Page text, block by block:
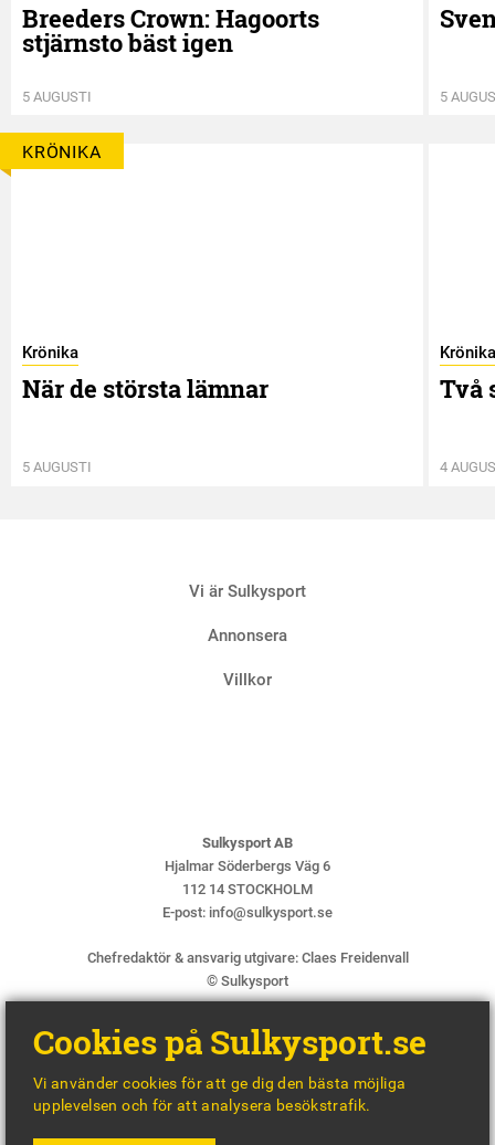
Breeders Crown: Hagoorts
stjärnsto bäst igen
5 AUGUSTI 5
KRÖNIKA
Krönika
När de största lämnar
5 AUGUSTI
Krönika
Två
4
Vi är Sulkysport
Annonsera
Villkor
Sulkysport AB
Hjalmar Söderbergs Väg 6
112 14 STOCKHOLM
E-post: info@sulkysport.se
Chefredaktör & ansvarig utgivare: Claes Freidenvall
© Sulkysport
BY
Cookies på Sulkysport.se
Vi använder cookies för att ge dig den bästa möjliga
upplevelsen och för att analysera besökstrafik.